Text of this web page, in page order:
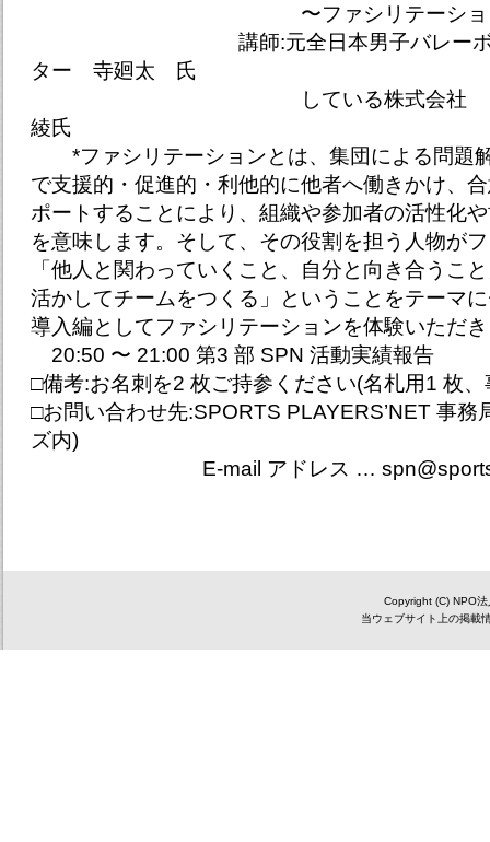
〜ファシリテーション特別
講師:元全日本男子バレーボール
ター 寺廻太 氏
している株式会社 ファシリ
綾氏
*ファシリテーションとは、集団による問題
で支援的・促進的・利他的に他者へ働きかけ、
ポートすることにより、組織や参加者の活性化
を意味します。そして、その役割を担う人物が
「他人と関わっていくこと、自分と向き合うこ
活かしてチームをつくる」ということをテーマ
導入編としてファシリテーションを体験いただ
20:50 〜 21:00 第3 部 SPN 活動実績報告
□備考:お名刺を2 枚ご持参ください(名札用1 枚
□お問い合わせ先:SPORTS PLAYERS’NET 事務
ズ内)
E-mail アドレス …
Copyright (C) NPO
当ウェブサイト上の掲載